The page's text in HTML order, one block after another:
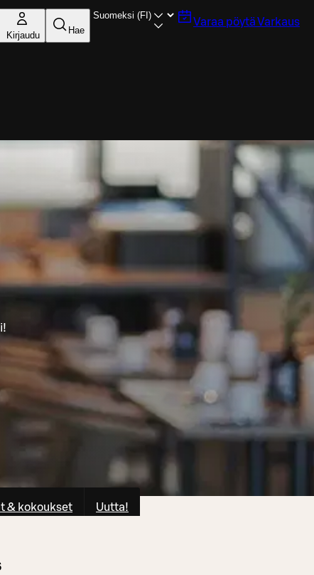
Kirjaudu Hae
Varaa pöytäVarkaus
& kokoukset Uutta!